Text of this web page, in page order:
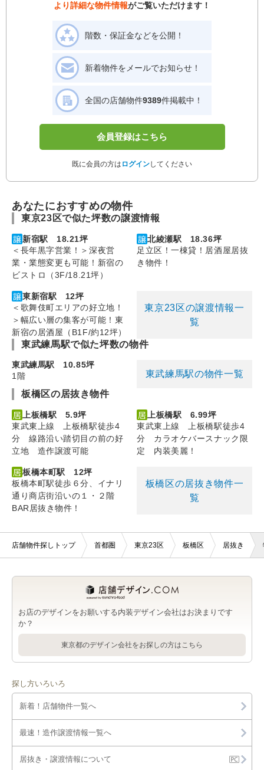
より詳細な物件情報がご覧いただけます！
階数・保証金などを公開！
新着物件をメールでお知らせ！
全国の店舗物件9389件掲載中！
会員登録はこちら
既に会員の方は ログインしてください
あなたにおすすめの物件
東京23区で似た坪数の譲渡情報
新宿駅 18.21坪
＜長年黒字営業！＞深夜営
業・業態変更も可能！新宿の
ビストロ（3F/18.21坪）
北綾瀬駅 18.36坪
足立区！一棟貸！居酒屋居抜
き物件！
東新宿駅 12坪
＜歌舞伎町エリアの好立地！
＞幅広い層の集客が可能！東
新宿の居酒屋（B1F/約12坪）
東京23区の譲渡情報一
覧
東武練馬駅で似た坪数の物件
東武練馬駅 10.85坪
1階
東武練馬駅の物件一覧
板橋区の居抜き物件
上板橋駅 5.9坪
東武東上線 上板橋駅徒歩4
分 線路沿い踏切目の前の好
立地 造作譲渡可能
上板橋駅 6.99坪
東武東上線 上板橋駅徒歩4
分 カラオケバースナック限
定 内装美麗！
板橋本町駅 12坪
板橋本町駅徒歩６分、イナリ
通り商店街沿いの１・２階
BAR居抜き物件！
板橋区の居抜き物件一
覧
店舗物件探しトップ 首都圏 東京23区 板橋区 居抜き
お店のデザインをお願いする内装デザイン会社はお決まりです
か？
東京都のデザイン会社をお探しの方はこちら
探し方いろいろ
新着！店舗物件一覧へ
最速！造作譲渡情報一覧へ
居抜き・譲渡情報について